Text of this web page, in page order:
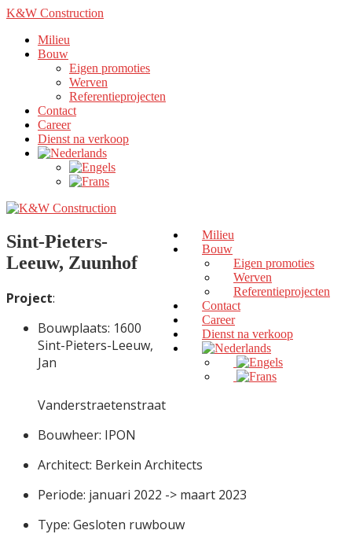
K&W Construction
Milieu
Bouw
Eigen promoties
Werven
Referentieprojecten
Contact
Career
Dienst na verkoop
Milieu
Bouw
Eigen promoties
Werven
Referentieprojecten
Contact
Career
Dienst na verkoop
Sint-Pieters-
Leeuw, Zuunhof
Project:
Bouwplaats: 1600
Sint-Pieters-Leeuw,
Jan
Vanderstraetenstraat
Bouwheer: IPON
Architect: Berkein Architects
Periode: januari 2022 -> maart 2023
Type: Gesloten ruwbouw